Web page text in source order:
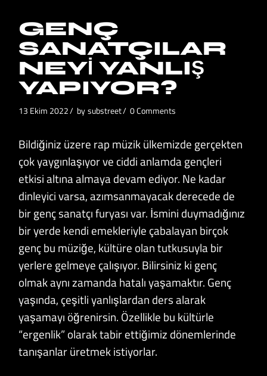
GENÇ
SANATÇILAR
NEYI YANLIŞ
YAPIYOR?
13 Ekim 2022 by substreet 0 Comments
Bildiğiniz üzere rap müzik ülkemizde gerçekten
çok yaygınlaşıyor ve ciddi anlamda gençleri
etkisi altına almaya devam ediyor. Ne kadar
dinleyici varsa, azımsanmayacak derecede de
bir genç sanatçı furyası var. İsmini duymadığınız
bir yerde kendi emekleriyle çabalayan birçok
genç bu müziğe, kültüre olan tutkusuyla bir
yerlere gelmeye çalışıyor. Bilirsiniz ki genç
olmak aynı zamanda hatalı yaşamaktır. Genç
yaşında, çeşitli yanlışlardan ders alarak
yaşamayı öğrenirsin. Özellikle bu kültürle
“ergenlik” olarak tabir ettiğimiz dönemlerinde
tanışanlar üretmek istiyorlar.